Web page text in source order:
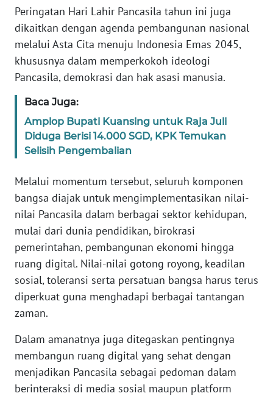
Peringatan Hari Lahir Pancasila tahun ini juga
dikaitkan dengan agenda pembangunan nasional
melalui Asta Cita menuju Indonesia Emas 2045,
khususnya dalam memperkokoh ideologi
Pancasila, demokrasi dan hak asasi manusia.
Baca Juga:
Amplop Bupati Kuansing untuk Raja Juli
Diduga Berisi 14.000 SGD, KPK Temukan
Selisih Pengembalian
Melalui momentum tersebut, seluruh komponen
bangsa diajak untuk mengimplementasikan nilai-
nilai Pancasila dalam berbagai sektor kehidupan,
mulai dari dunia pendidikan, birokrasi
pemerintahan, pembangunan ekonomi hingga
ruang digital. Nilai-nilai gotong royong, keadilan
sosial, toleransi serta persatuan bangsa harus terus
diperkuat guna menghadapi berbagai tantangan
zaman.
Dalam amanatnya juga ditegaskan pentingnya
membangun ruang digital yang sehat dengan
menjadikan Pancasila sebagai pedoman dalam
berinteraksi di media sosial maupun platform
WN
RIAU
WN
SERAMBI
WN
JAMBI
WN
SULTRA
WN
NTB
WN
SULTENG
WN
BABEL
WN
SUMBAR